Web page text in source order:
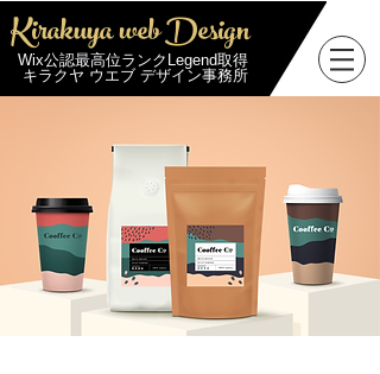
Kirakuya web Design
Wix公認最高位ランクLegend取得
キラクヤ ウエブ デザイン事務所